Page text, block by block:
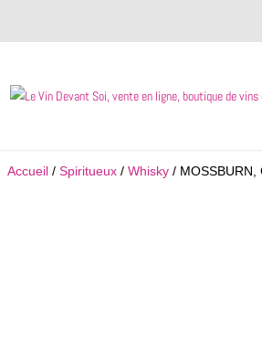
Accueil /Spiritueux /Whisky / MOSSBURN,